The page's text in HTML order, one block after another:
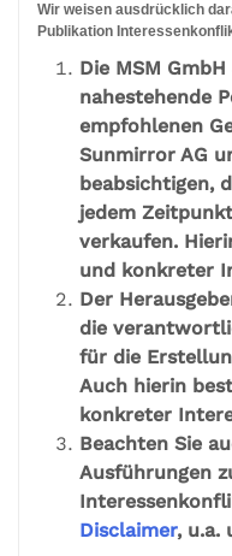
Wir weisen ausdrücklich
Publikation
Die MSM
nahestehende
empfohlenen
Sunmirror AG
beabsichtigen,
jedem
verkaufen.
und konkreter
Der
die
für die
Auch hierin
konkreter
Beachten Sie
Ausführungen
Disclaimer, u.a.